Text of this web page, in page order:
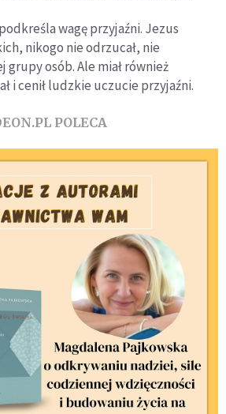
wagę przyjaźni. Jezus
nikogo nie odrzucał, nie
grupy osób. Ale miał również
i cenił ludzkie uczucie przyjaźni.
POLECA